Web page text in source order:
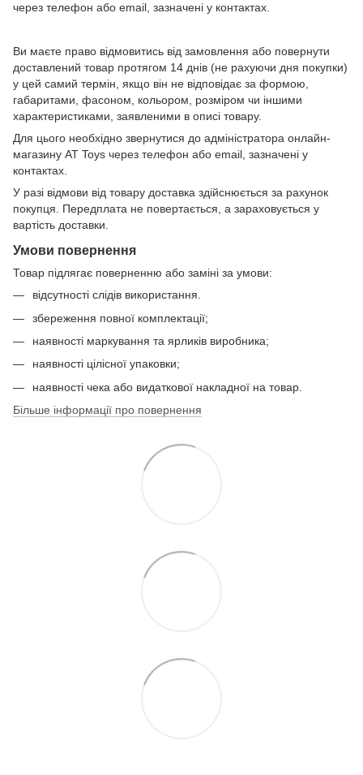
через телефон або email, зазначені у контактах.
Ви маєте право відмовитись від замовлення або повернути
доставлений товар протягом 14 днів (не рахуючи дня покупки)
у цей самий термін, якщо він не відповідає за формою,
габаритами, фасоном, кольором, розміром чи іншими
характеристиками, заявленими в описі товару.
Для цього необхідно звернутися до адміністратора онлайн-
магазину AT Toys через телефон або email, зазначені у
контактах.
У разі відмови від товару доставка здійснюється за рахунок
покупця. Передплата не повертається, а зараховується у
вартість доставки.
Умови повернення
Товар підлягає поверненню або заміні за умови:
відсутності слідів використання.
збереження повної комплектації;
наявності маркування та ярликів виробника;
наявності цілісної упаковки;
наявності чека або видаткової накладної на товар.
Більше інформації про повернення